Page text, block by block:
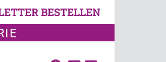
BESTELLEN